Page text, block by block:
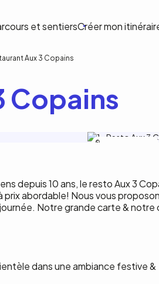
et sentiersCréer mon
Aux 3 Copains
Copains
depuis 10 ans, le resto Aux 3
abordable! Nous vous
Notre grande carte & notre
dans une ambiance festive &